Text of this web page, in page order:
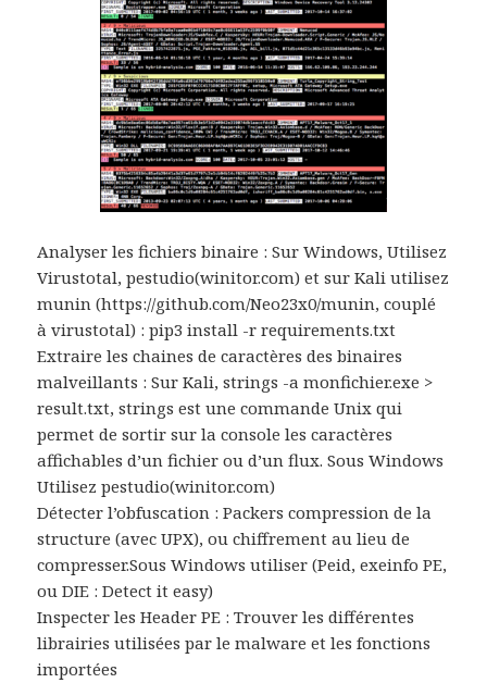
Analyser les fichiers binaire : Sur Windows, Utilisez
Virustotal, pestudio(winitor.com) et sur Kali utilisez
munin (https://github.com/Neo23x0/munin, couplé
à virustotal) : pip3 install -r requirements.txt
Extraire les chaines de caractères des binaires
malveillants : Sur Kali, strings -a monfichier.exe >
result.txt, strings est une commande Unix qui
permet de sortir sur la console les caractères
affichables d’un fichier ou d’un flux. Sous Windows
Utilisez pestudio(winitor.com)
Détecter l’obfuscation : Packers compression de la
structure (avec UPX), ou chiffrement au lieu de
compresser.Sous Windows utiliser (Peid, exeinfo PE,
ou DIE : Detect it easy)
Inspecter les Header PE : Trouver les différentes
librairies utilisées par le malware et les fonctions
importées